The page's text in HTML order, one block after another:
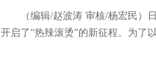
（编辑/赵波涛 审核/杨宏民）
开启了“热辣滚烫”的新征程。为了